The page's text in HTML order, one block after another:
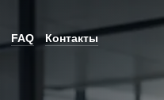
FAQ Контакты